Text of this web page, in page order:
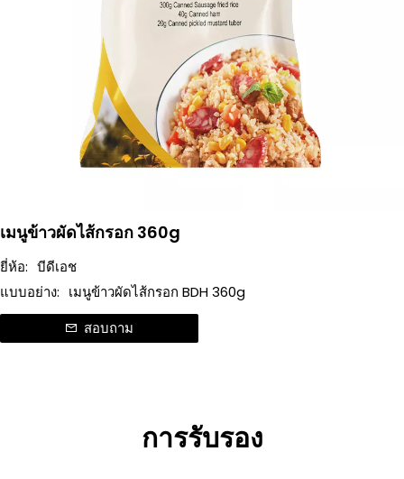
เมนูข้าวผัดไส้กรอก 360g
ยี่ห้อ: บีดีเอช
แบบอย่าง: เมนูข้าวผัดไส้กรอก BDH 360g
สอบถาม
การรับรอง